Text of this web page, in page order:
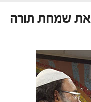
את שמחת תורה